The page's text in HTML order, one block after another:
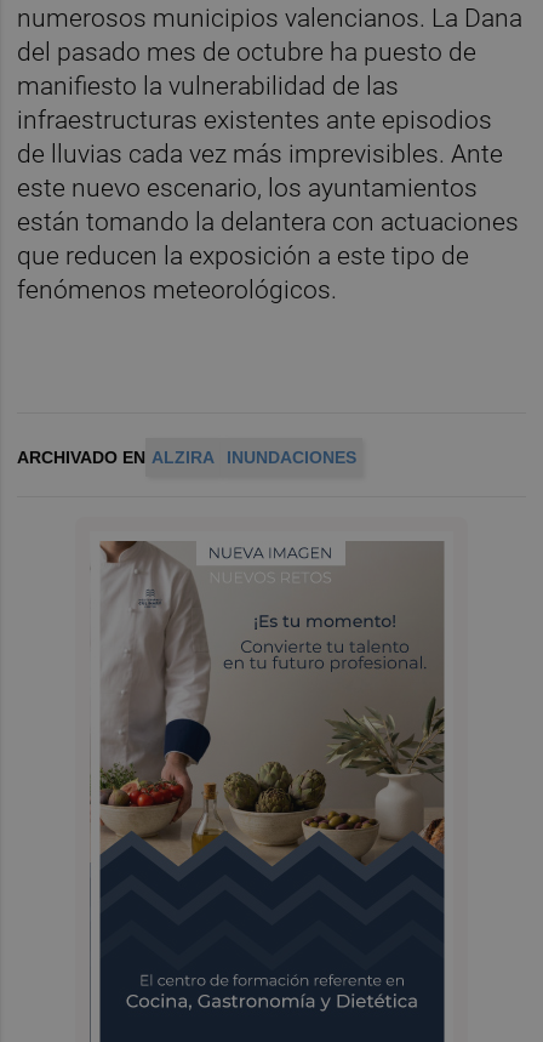
numerosos municipios valencianos. La Dana
del pasado mes de octubre ha puesto de
manifiesto la vulnerabilidad de las
infraestructuras existentes ante episodios
de lluvias cada vez más imprevisibles. Ante
este nuevo escenario, los ayuntamientos
están tomando la delantera con actuaciones
que reducen la exposición a este tipo de
fenómenos meteorológicos.
ARCHIVADO EN ALZIRA INUNDACIONES